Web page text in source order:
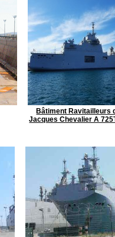
Bâtiment Ravitailleurs
Jacques Chevalier A